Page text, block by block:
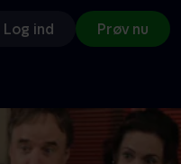
Log ind Prøv nu